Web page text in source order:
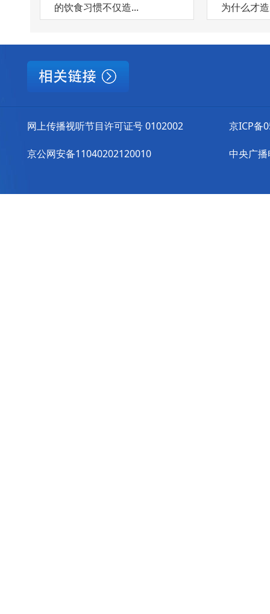
的饮食习惯不仅造...
为什么才
网上传播视听节目许可证号 0102002
京公网安备11040202120010
京ICP备
中央广